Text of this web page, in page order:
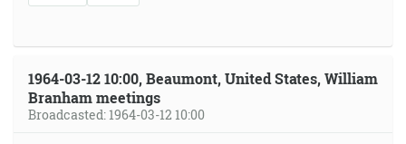
1964-03-12 10:00, Beaumont, United States, William
Branham meetings
Broadcasted: 1964-03-12 10:00